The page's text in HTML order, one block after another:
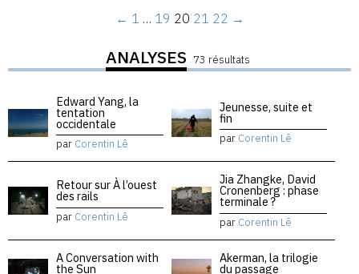
← 1 … 19 20 21 22 →
ANALYSES 73 résultats
Edward Yang, la
tentation
occidentale
par Corentin Lê
Jeunesse, suite et
fin
par Corentin Lê
Retour sur À l’ouest
des rails
par Corentin Lê
Jia Zhangke, David
Cronenberg : phase
terminale ?
par Corentin Lê
A Conversation with
the Sun
Akerman, la trilogie
du passage